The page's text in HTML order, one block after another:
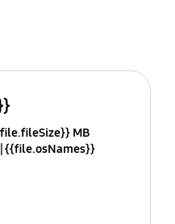
MB
{{file.osNames}}